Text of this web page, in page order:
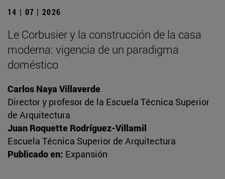
14 | 07 | 2026
Le Corbusier y la construcción de la casa
moderna: vigencia de un paradigma
doméstico
Carlos Naya Villaverde
Director y profesor de la Escuela Técnica Superior
de Arquitectura
Juan Roquette Rodríguez-Villamil
Escuela Técnica Superior de Arquitectura
Publicado en: Expansión